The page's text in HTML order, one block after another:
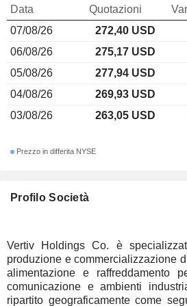
Profilo Società
Vertiv Holdings Co. è
produzione e commercializzazione
alimentazione e raffreddamento
comunicazione e ambienti industriali. Il fatturato
ripartito geograficamente come
Data Quotazioni
07/08/26
272,40 USD
06/08/26
275,17 USD
05/08/26
277,94 USD
04/08/26
269,93 USD
03/08/26
263,05 USD
Prezzo in differita NYSE